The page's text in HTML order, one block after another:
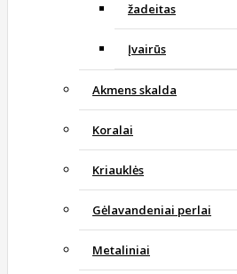
žadeitas
Įvairūs
Akmens skalda
Koralai
Kriauklės
Gėlavandeniai perlai
Metaliniai